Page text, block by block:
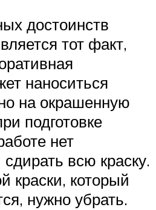
достоинств
тот факт,
наноситься
на окрашенную
подготовке
нет
всю краску.
краски, который
нужно убрать.